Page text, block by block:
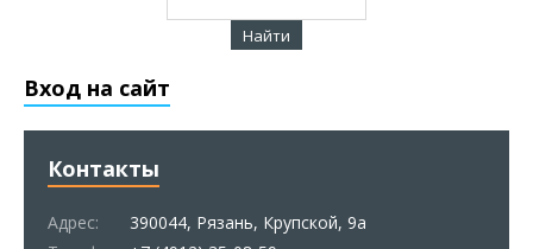
Вход на сайт
Контакты
Адрес:
390044, Рязань, Крупской, 9а